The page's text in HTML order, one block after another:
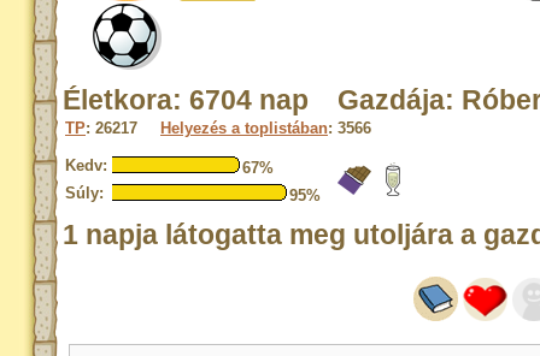
Életkora: 6704 nap Gazdája:
TP: 26217 Helyezés a toplistában: 3566
Kedv:
67%
Súly:
95%
1 napja látogatta meg utoljára a